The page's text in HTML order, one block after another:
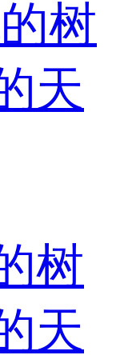
树
天